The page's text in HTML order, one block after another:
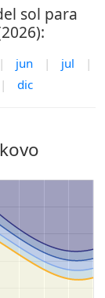
sol para
| jun | jul
|
| dic